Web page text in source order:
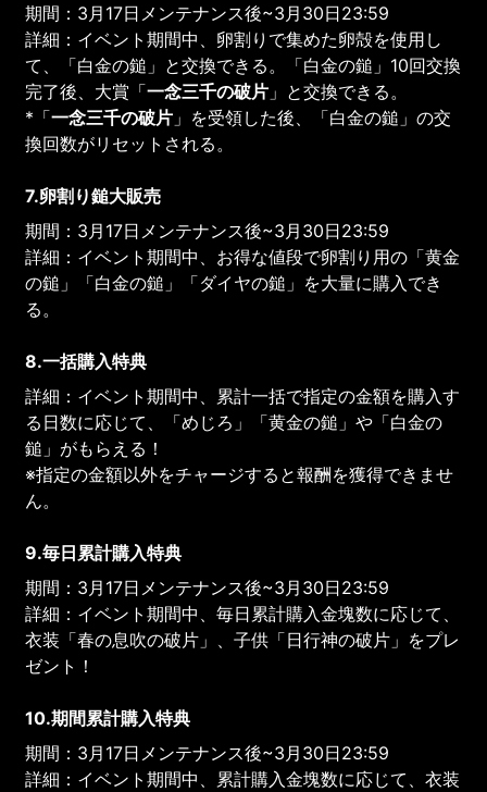
期間：3月17日メンテナンス後~3月30日23:59
詳細：イベント期間中、卵割りで集めた卵殻を使用し
て、「白金の鎚」と交換できる。「白金の鎚」10回交換
完了後、大賞「一念三千の破片 」と交換できる。
*「一念三千の破片 」を受領した後、「白金の鎚」の交
換回数がリセットされる。
7.卵割り鎚大販売
期間：3月17日メンテナンス後~3月30日23:59
詳細：イベント期間中、お得な値段で卵割り用の「黄金
の鎚」「白金の鎚」「ダイヤの鎚」を大量に購入でき
る。
8.一括購入特典
詳細：イベント期間中、累計一括で指定の金額を購入す
る日数に応じて、「めじろ」「黄金の鎚」や「白金の
鎚」がもらえる！
※指定の金額以外をチャージすると報酬を獲得できませ
ん。
9.毎日累計購入特典
期間：3月17日メンテナンス後~3月30日23:59
詳細：イベント期間中、毎日累計購入金塊数に応じて、
衣装「春の息吹の破片」、子供「日行神の破片」をプレ
ゼント！
10.期間累計購入特典
期間：3月17日メンテナンス後~3月30日23:59
詳細：イベント期間中、累計購入金塊数に応じて、衣装